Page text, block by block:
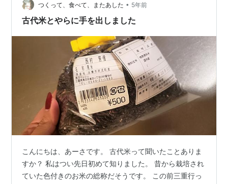
ぎょうざ いたろうの津ぎょうざ（テイクアウト） うなぎ
（Ep.58参照）ほどではないにせよ、津ぎょうざを目当て
つくって、食べて、またあした • 5年前
古代米とやらに手を出しました
こんにちは、あーさです。 古代米って聞いたことありま
すか？ 私はつい先日初めて知りました。 昔から栽培され
ていた色付きのお米の総称だそうです。 この前三重行っ